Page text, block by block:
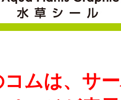
ムは、サ